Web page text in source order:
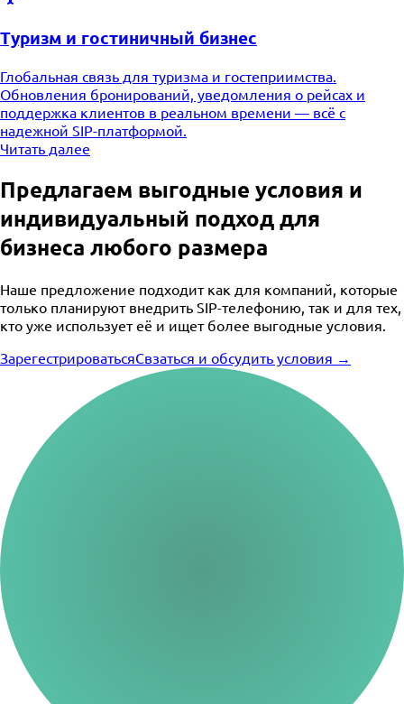
Туризм и гостиничный бизнес
Глобальная связь для туризма и гостеприимства.
Обновления бронирований, уведомления о рейсах и
поддержка клиентов в реальном времени — всё с
надежной SIP-платформой.
Читать далее
Предлагаем выгодные условия и
индивидуальный подход для
бизнеса любого размера
Наше предложение подходит как для компаний, которые
только планируют внедрить SIP-телефонию, так и для тех,
кто уже использует её и ищет более выгодные условия.
ЗарегестрироватьсяСвзаться и обсудить условия →